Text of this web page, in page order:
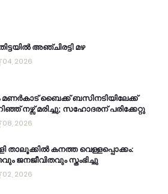
അഞ്ചിരട്ടി മഴ
04, 2026
മണർകാട് ബൈക്ക് ബസിനടിയിലേക്ക്
നഴ്സ് മരിച്ചു; സഹോദരന് പരിക്കേറ്റു
08, 2026
താലൂക്കിൽ കനത്ത വെള്ളപ്പൊക്കം:
ജനജീവിതവും സ്തംഭിച്ചു
02, 2026